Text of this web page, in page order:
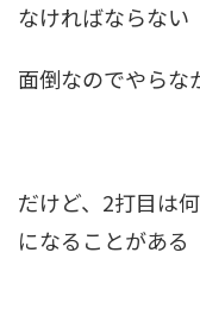
なければならない
面倒なのでやらな
だけど、2打目は
になることがある